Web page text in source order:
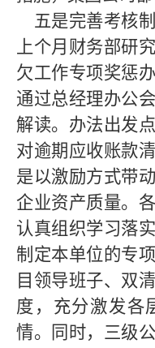
五是完善考核
上个月 财务部研
欠工作专项奖惩
通过总经理办公
解读。办法出发
对逾期应收账款
是以激励方式带
企业资产质量。
认真组织学习落
制定本单位的专
目领导班子、双
度，充分激发各
情。同时，三级